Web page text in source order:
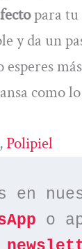
para
y da un
esperes
como
, Polipiel
en
o